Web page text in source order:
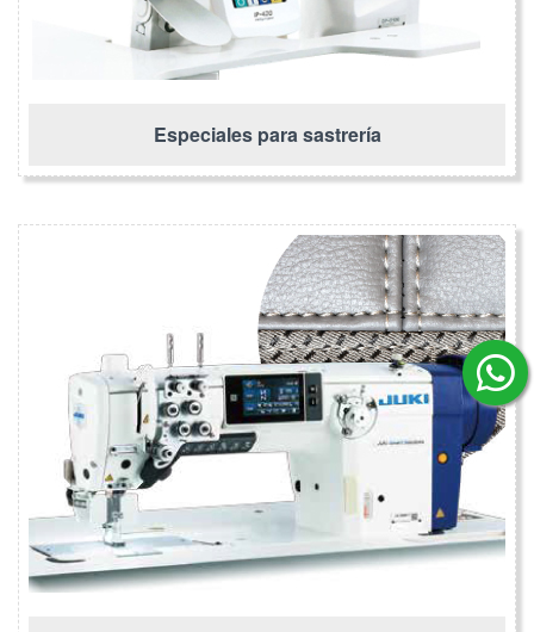
Especiales para sastrería